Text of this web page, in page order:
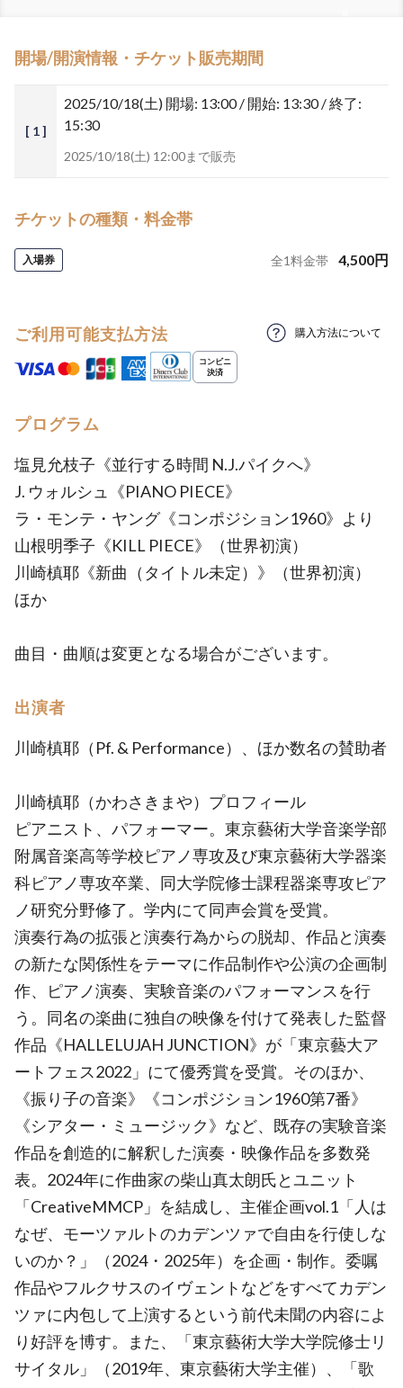
開場/開演情報・チケット販売期間
[ 1 ]
2025/10/18(土) 開場: 13:00 / 開始: 13:30 / 終了:
15:30
2025/10/18(土) 12:00まで販売
チケットの種類・料金帯
入場券 全1料金帯 4,500円
ご利用可能支払方法 購入方法について
プログラム
塩見允枝子《並行する時間 N.J.パイクへ》
J. ウォルシュ《PIANO PIECE》
ラ・モンテ・ヤング《コンポジション1960》より
山根明季子《KILL PIECE》（世界初演）
川崎槙耶《新曲（タイトル未定）》（世界初演）
ほか
曲目・曲順は変更となる場合がございます。
出演者
川崎槙耶（Pf. & Performance）、ほか数名の賛助者
川崎槙耶（かわさきまや）プロフィール
ピアニスト、パフォーマー。東京藝術大学音楽学部
附属音楽高等学校ピアノ専攻及び東京藝術大学器楽
科ピアノ専攻卒業、同大学院修士課程器楽専攻ピア
ノ研究分野修了。学内にて同声会賞を受賞。
演奏行為の拡張と演奏行為からの脱却、作品と演奏
の新たな関係性をテーマに作品制作や公演の企画制
作、ピアノ演奏、実験音楽のパフォーマンスを行
う。同名の楽曲に独自の映像を付けて発表した監督
作品《HALLELUJAH JUNCTION》が「東京藝大ア
ートフェス2022」にて優秀賞を受賞。そのほか、
《振り子の音楽》《コンポジション1960第7番》
《シアター・ミュージック》など、既存の実験音楽
作品を創造的に解釈した演奏・映像作品を多数発
表。2024年に作曲家の柴山真太朗氏とユニット
「CreativeMMCP」を結成し、主催企画vol.1「人は
なぜ、モーツァルトのカデンツァで自由を行使しな
いのか？」（2024・2025年）を企画・制作。委嘱
作品やフルクサスのイヴェントなどをすべてカデン
ツァに内包して上演するという前代未聞の内容によ
り好評を博す。また、「東京藝術大学大学院修士リ
サイタル」（2019年、東京藝術大学主催）、「歌